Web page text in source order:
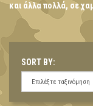
και άλλα πολλά, σε
SORT BY: